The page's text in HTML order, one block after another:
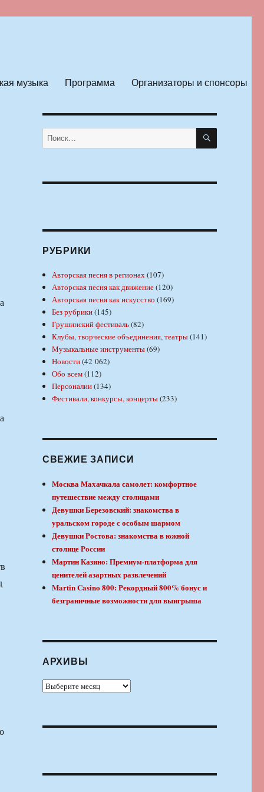
музыка Программа Организаторы и спонсоры
Искать: ПОИСК
РУБРИКИ
Авторская песня в регионах(107)
Авторская песня как движение(120)
Авторская песня как искусство (169)
Без рубрики(145)
Грушинский фестиваль(82)
Клубы, творческие объединения, театры(141)
Музыкальные инструменты(69)
Новости(42 062)
Обо всем(112)
Персоналии(134)
Фестивали, конкурсы, концерты(233)
СВЕЖИЕ ЗАПИСИ
Москва Махачкала самолет: комфортное
путешествие между столицами
Девушки Березовский: знакомства в
уральском городе с особым шармом
Девушки Ростова: знакомства в южной
столице России
Мартин Казино: Премиум-платформа для
ценителей азартных развлечений
Martin Casino 800: Рекордный 800% бонус и
безграничные возможности для выигрыша
АРХИВЫ
Архивы